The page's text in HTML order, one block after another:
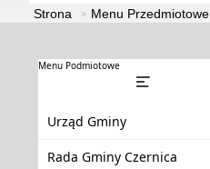
Strona Menu Przedmiotowe
Menu Podmiotowe
Urząd Gminy
Rada Gminy Czernica